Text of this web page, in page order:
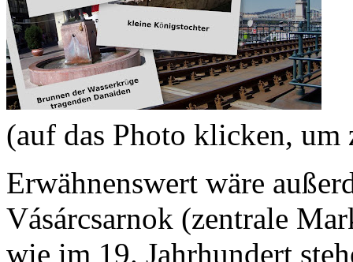
(auf das Photo klicken, um
Erwähnenswert wäre
Vásárcsarnok (zentrale
wie im 19. Jahrhundert